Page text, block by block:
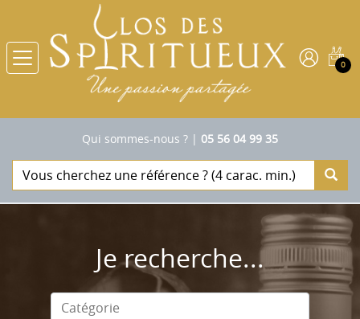
0
Qui sommes-nous ? | 05 56 04 99 35
Je recherche...